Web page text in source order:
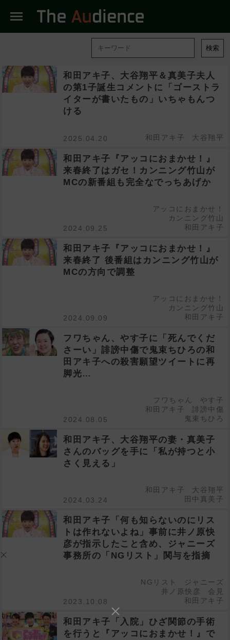
menu
検索
和田アキ子、大谷翔平＆真美子夫人
の第1子誕生コメントに「ゴーストラ
イターが書いたもの」いちゃもんつ
ける
2025.04.20 和田アキ子 大谷翔平
和田アキ子『アッコにおまかせ！』
来春終了はガセ！カンニング竹山が
MCの新番組も完全なでっちあげか
2024.09.25
アッコにおまかせ！
カンニング竹山
和田アキ子
和田アキ子『アッコにおまかせ！』
来春終了 後番組はカンニング竹山が
MCの方向で調整
2024.09.09
アッコにおまかせ！
カンニング竹山
和田アキ子
フワちゃん、やす子に「死んでくだ
さーい」誹謗中傷で鬼束ちひろの和
田アキ子への殺害願望ツイートに再
脚光…
2024.08.05
フワちゃん
やす子
和田アキ子
誹謗中傷
鬼束ちひろ
和田アキ子、大谷翔平の妻・真美子
さんのバッグを手に「私が持つと小
さく見える」
2024.03.24
和田アキ子
大谷翔平
田中真美子
和田アキ子「何も知らないのにリス
トは作れないよね」事前に井ノ原快
彦が指示したこと含め、ジャニーズ
事務所の「NGリスト」関与を指摘
2023.10.08
NGリスト
ジャニーズ
井ノ原快彦
会見
和田アキ子
和田アキ子「入院」ひざ関節の手術
を行うと『アッコにおまかせ！』で